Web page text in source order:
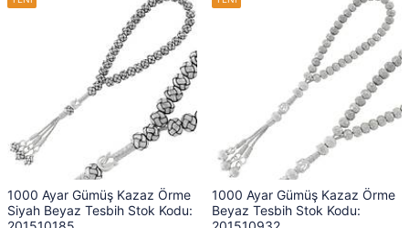
1000 Ayar Gümüş Kazaz Örme
Siyah Beyaz Tesbih Stok Kodu:
1000 Ayar Gümüş Kazaz Örme
Beyaz Tesbih Stok Kodu: